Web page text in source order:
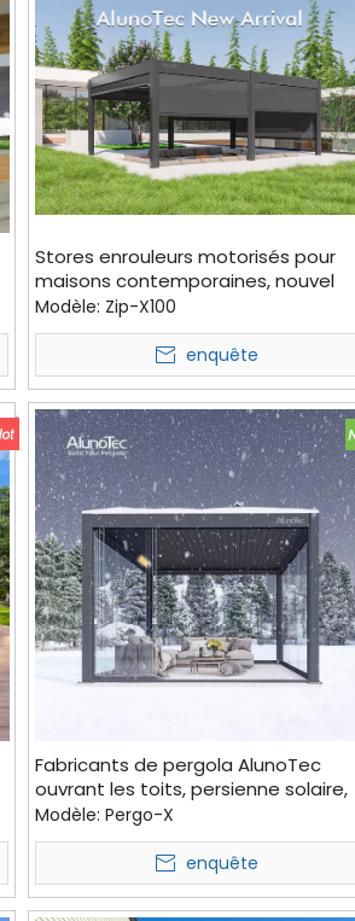
Stores enrouleurs motorisés pour
maisons contemporaines, nouvel
arrivage, intimité optimale
Modèle: Zip-X100
enquête
Fabricants de pergola AlunoTec
ouvrant les toits, persienne solaire,
auvent en aluminium, couverture de
patio
Modèle: Pergo-X
enquête